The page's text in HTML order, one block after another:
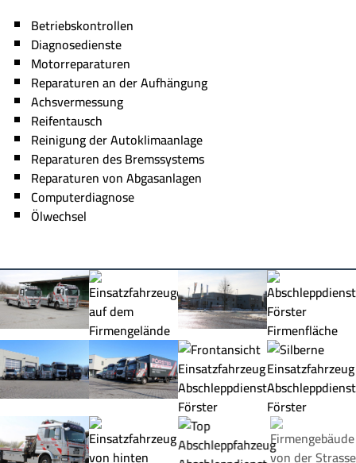
Betriebskontrollen
Diagnosedienste
Motorreparaturen
Reparaturen an der Aufhängung
Achsvermessung
Reifentausch
Reinigung der Autoklimaanlage
Reparaturen des Bremssystems
Reparaturen von Abgasanlagen
Computerdiagnose
Ölwechsel